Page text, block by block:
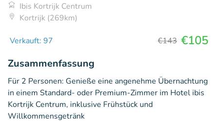
Ibis Kortrijk Centrum
Kortrijk (269km)
Verkauft: 97 €143 €105
Zusammenfassung
Für 2 Personen: Genieße eine angenehme Übernachtung
in einem Standard- oder Premium-Zimmer im Hotel ibis
Kortrijk Centrum, inklusive Frühstück und
Willkommensgetränk